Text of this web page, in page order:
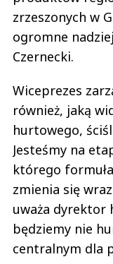
zrzeszonych w
ogromne
Czernecki.
Wiceprezes
również, jaką
hurtowego,
Jesteśmy na
którego
zmienia się
uważa dyrektor
będziemy nie
centralnym dla